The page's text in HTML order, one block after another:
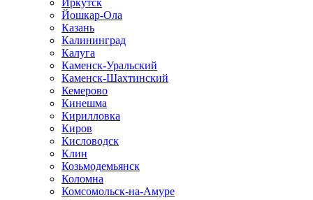
Иркутск
Йошкар-Ола
Казань
Калининград
Калуга
Каменск-Уральский
Каменск-Шахтинский
Кемерово
Кинешма
Кирилловка
Киров
Кисловодск
Клин
Козьмодемьянск
Коломна
Комсомольск-на-Амуре